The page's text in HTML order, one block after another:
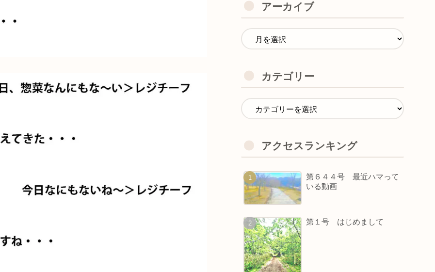
アーカイブ
カテゴリー
アクセスランキング
第６４４号 最近ハマって
いる動画
第１号 はじめまして